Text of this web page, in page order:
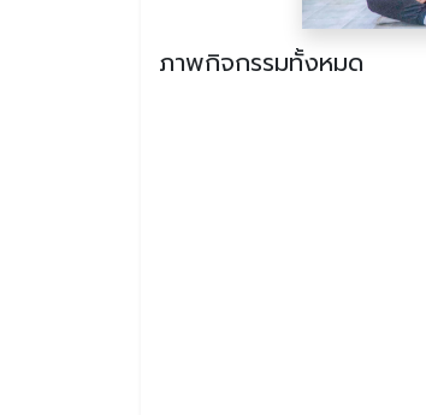
ภาพกิจกรรมทั้งหมด